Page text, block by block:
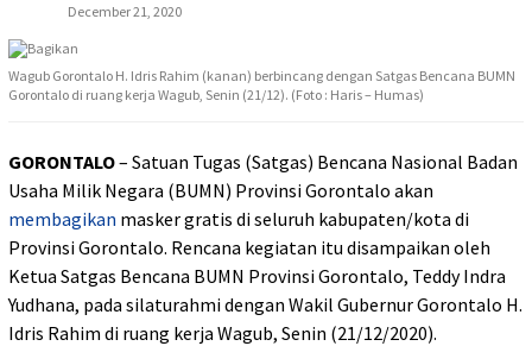
December 21, 2020
Wagub Gorontalo H. Idris Rahim (kanan) berbincang dengan Satgas Bencana BUMN
Gorontalo di ruang kerja Wagub, Senin (21/12). (Foto : Haris – Humas)
GORONTALO– Satuan Tugas (Satgas) Bencana Nasional Badan
Usaha Milik Negara (BUMN) Provinsi Gorontalo akan
membagikan masker gratis di seluruh kabupaten/kota di
Provinsi Gorontalo. Rencana kegiatan itu disampaikan oleh
Ketua Satgas Bencana BUMN Provinsi Gorontalo, Teddy Indra
Yudhana, pada silaturahmi dengan Wakil Gubernur Gorontalo H.
Idris Rahim di ruang kerja Wagub, Senin (21/12/2020).